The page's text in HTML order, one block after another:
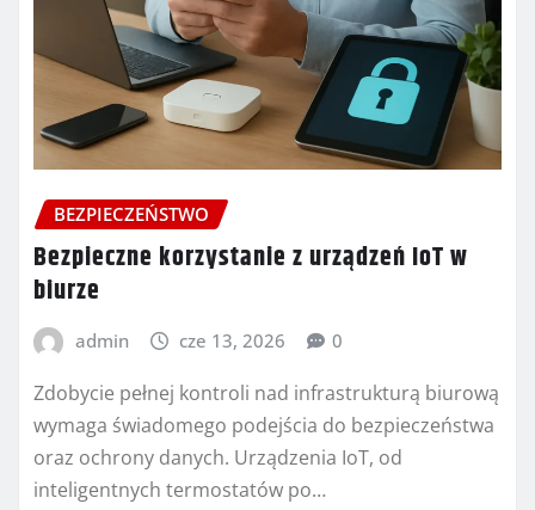
BEZPIECZEŃSTWO
Bezpieczne korzystanie z urządzeń IoT w
biurze
admin cze 13, 2026 0
Zdobycie pełnej kontroli nad infrastrukturą biurową
wymaga świadomego podejścia do bezpieczeństwa
oraz ochrony danych. Urządzenia IoT, od
inteligentnych termostatów po…